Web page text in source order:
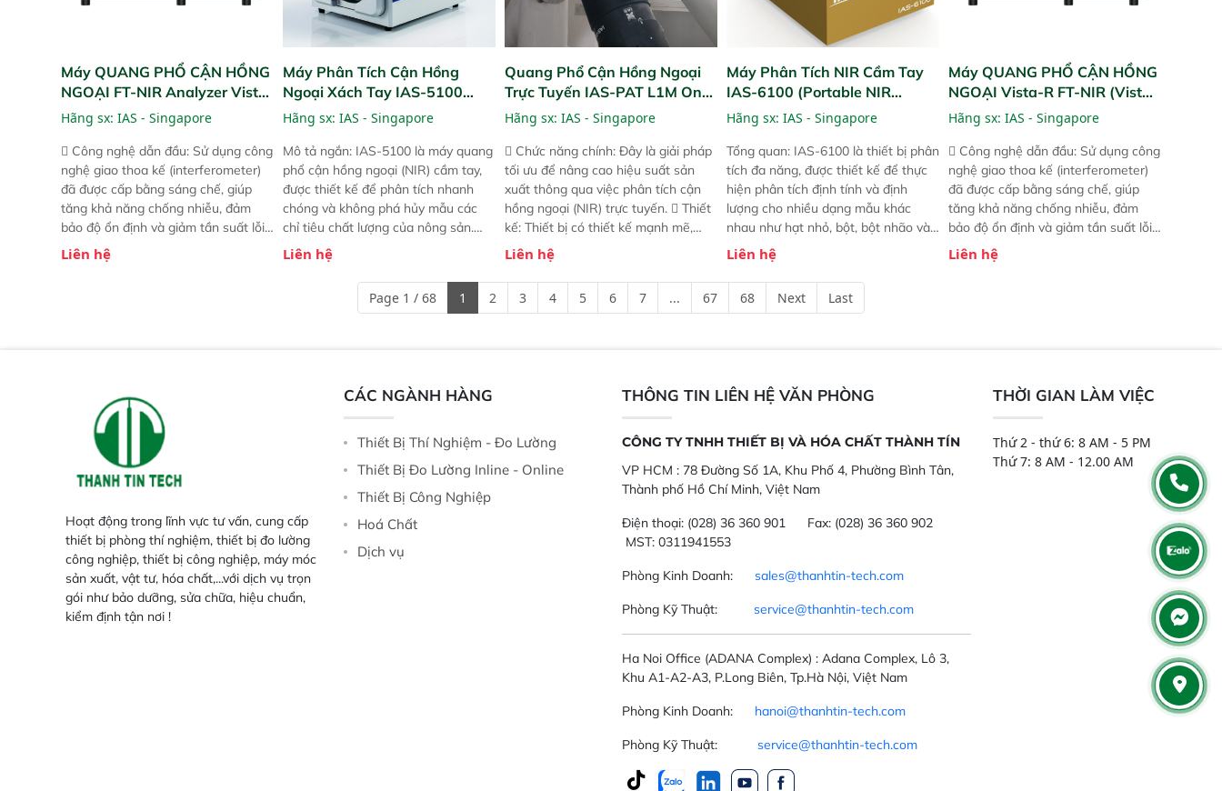
Máy QUANG PHỔ CẬN HỒNG
NGOẠI FT-NIR Analyzer Vista-
R
Hãng sx: IAS - Singapore
 Công nghệ dẫn đầu: Sử dụng công
nghệ giao thoa kế (interferometer)
đã được cấp bằng sáng chế, giúp
tăng khả năng chống nhiễu, đảm
bảo độ ổn định và giảm tần suất lỗi.
 Phạm vi ứng dụng rộng: Đáp ứng
nhu cầu kiểm tra đa dạng mẫu mã
Liên hệ
Máy Phân Tích Cận Hồng
Ngoại Xách Tay IAS-5100
(Portable NIR Analyzer)
Hãng sx: IAS - Singapore
Mô tả ngắn: IAS-5100 là máy quang
phổ cận hồng ngoại (NIR) cầm tay,
được thiết kế để phân tích nhanh
chóng và không phá hủy mẫu các
chỉ tiêu chất lượng của nông sản.
Phạm vi sử dụng: Thiết bị linh hoạt
cho nhiều kịch bản khác nhau như
tại điểm thu mua, trong xưởng sản
xuất hoặc trực tiếp ngoài đồng
Liên hệ
Quang Phổ Cận Hồng Ngoại
Trực Tuyến IAS-PAT L1M On-
Line NIR
Hãng sx: IAS - Singapore
 Chức năng chính: Đây là giải pháp
tối ưu để nâng cao hiệu suất sản
xuất thông qua việc phân tích cận
hồng ngoại (NIR) trực tuyến.  Thiết
kế: Thiết bị có thiết kế mạnh mẽ,
mô-đun hóa, hỗ trợ tản nhiệt tăng
cường và đã qua kiểm tra áp suất
nghiêm ngặt.  Cam kết: Mang lại
khả năng theo dõi thông số theo
Liên hệ
Máy Phân Tích NIR Cầm Tay
IAS-6100 (Portable NIR
Analyzer)
Hãng sx: IAS - Singapore
Tổng quan: IAS-6100 là thiết bị phân
tích đa năng, được thiết kế để thực
hiện phân tích định tính và định
lượng cho nhiều dạng mẫu khác
nhau như hạt nhỏ, bột, bột nhão và
chất lỏng. Thiết bị này cho phép bất
kỳ ai cũng có thể thực hiện phân tích
đa thành phần chỉ với một nút bấm
đơn giản, mọi lúc, mọi nơi. Chuyên
Liên hệ
Máy QUANG PHỔ CẬN HỒNG
NGOẠI Vista-R FT-NIR (Vista-
R FT-NIR Analyzer)
Hãng sx: IAS - Singapore
 Công nghệ dẫn đầu: Sử dụng công
nghệ giao thoa kế (interferometer)
đã được cấp bằng sáng chế, giúp
tăng khả năng chống nhiễu, đảm
bảo độ ổn định và giảm tần suất lỗi.
 Phạm vi ứng dụng rộng: Đáp ứng
nhu cầu kiểm tra đa dạng mẫu mã
Liên hệ
Page 1 / 68 1 2 3 4 5 6 7 ... 67 68 Next Last
Hoạt động trong lĩnh vực tư vấn, cung cấp
thiết bị phòng thí nghiệm, thiết bị đo lường
công nghiệp, thiết bị công nghiệp, máy móc
sản xuất, vật tư, hóa chất,...với dịch vụ trọn
gói như bảo dưỡng, sửa chữa, hiệu chuẩn,
kiểm định tận nơi !
CÁC NGÀNH HÀNG
Thiết Bị Thí Nghiệm - Đo Lường
Thiết Bị Đo Lường Inline - Online
Thiết Bị Công Nghiệp
Hoá Chất
Dịch vụ
THÔNG TIN LIÊN HỆ VĂN PHÒNG
CÔNG TY TNHH THIẾT BỊ VÀ HÓA CHẤT THÀNH TÍN
VP HCM : 78 Đường Số 1A, Khu Phố 4, Phường Bình Tân,
Thành phố Hồ Chí Minh, Việt Nam
Điện thoại: (028) 36 360 901 Fax: (028) 36 360 902
MST: 0311941553
Phòng Kinh Doanh: sales@thanhtin-tech.com
Phòng Kỹ Thuật: service@thanhtin-tech.com
Ha Noi Office (ADANA Complex) : Adana Complex, Lô 3,
Khu A1-A2-A3, P.Long Biên, Tp.Hà Nội, Việt Nam
Phòng Kinh Doanh: hanoi@thanhtin-tech.com
Phòng Kỹ Thuật: service@thanhtin-tech.com
THỜI GIAN LÀM VIỆC
Thứ 2 - thứ 6: 8 AM - 5 PM
Thứ 7: 8 AM - 12.00 AM